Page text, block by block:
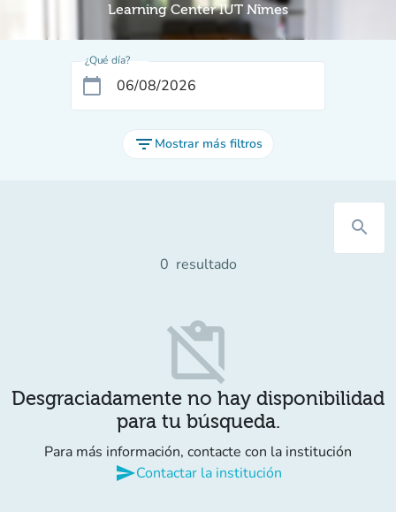
Learning Center IUT Nîmes
¿Qué día?
calendar_today
filter_list Mostrar más filtros
search
0 resultado
content_paste_off
Desgraciadamente no hay disponibilidad
para tu búsqueda.
Para más información, contacte con la institución
sendContactar la institución